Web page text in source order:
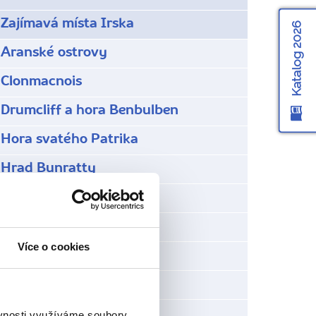
Více o cookies
Zajímavá místa Irska
Aranské ostrovy
Clonmacnois
Drumcliff a hora Benbulben
Hora svatého Patrika
Hrad Bunratty
Mohérské útesy
Katalog 2026